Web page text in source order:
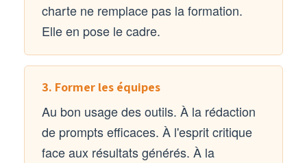
charte ne remplace pas la formation.
Elle en pose le cadre.
3. Former les équipes
Au bon usage des outils. À la rédaction
de prompts efficaces. À l'esprit critique
face aux résultats générés. À la